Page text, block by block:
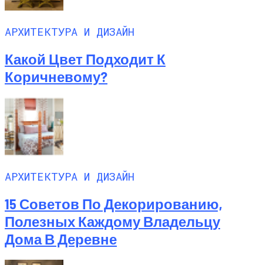
АРХИТЕКТУРА И ДИЗАЙН
Какой Цвет Подходит К
Коричневому?
АРХИТЕКТУРА И ДИЗАЙН
15 Советов По Декорированию,
Полезных Каждому Владельцу
Дома В Деревне